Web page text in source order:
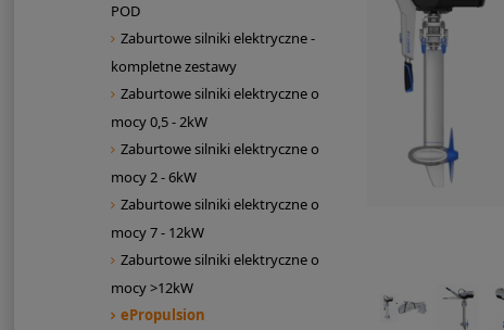
POD
Zaburtowe silniki elektryczne -
kompletne zestawy
Zaburtowe silniki elektryczne o
mocy 0,5 - 2kW
Zaburtowe silniki elektryczne o
mocy 2 - 6kW
Zaburtowe silniki elektryczne o
mocy 7 - 12kW
Zaburtowe silniki elektryczne o
mocy >12kW
ePropulsion